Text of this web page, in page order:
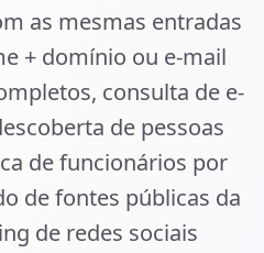
as mesmas entradas
+ domínio ou e-mail
consulta de e-
de pessoas
de funcionários por
de fontes públicas da
de redes sociais